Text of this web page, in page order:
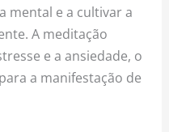
mental e a cultivar a
A meditação
e a ansiedade, o
a manifestação de